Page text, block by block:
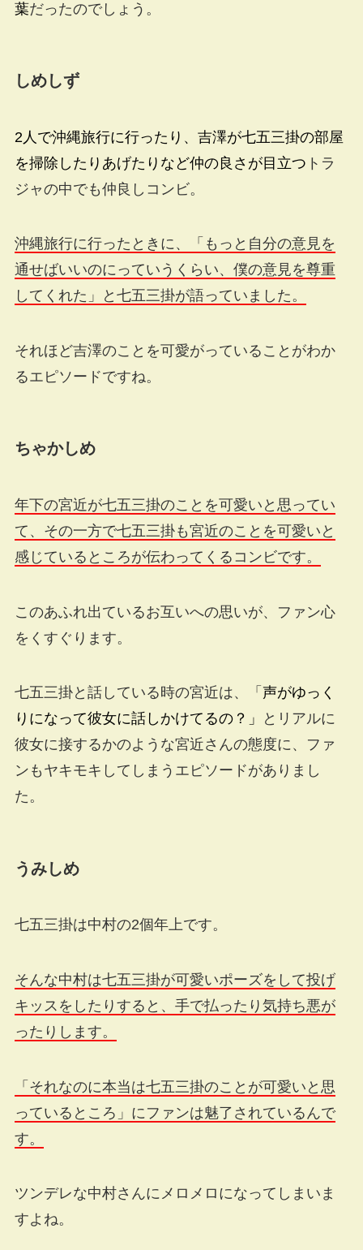
葉だったのでしょう。
しめしず
2人で沖縄旅行に行ったり、吉澤が七五三掛の部屋
を掃除したりあげたりなど仲の良さが目立つ トラ
ジャの中でも仲良しコンビ。
沖縄旅行に行ったときに、「もっと自分の意見を
通せばいいのにっていうくらい、僕の意見を尊重
してくれた」と七五三掛が語っていました。
それほど吉澤のことを可愛がっていることがわか
るエピソードですね。
ちゃかしめ
年下の宮近が七五三掛のことを可愛いと思ってい
て、その一方で七五三掛も宮近のことを可愛いと
感じているところが伝わってくるコンビです。
このあふれ出ているお互いへの思いが、ファン心
をくすぐります。
七五三掛と話している時の宮近は、「 声がゆっく
りになって彼女に話しかけてるの？」
とリアルに
彼女に接するかのような宮近さんの態度に、ファ
ンもヤキモキしてしまうエピソードがありまし
た。
うみしめ
七五三掛は中村の2個年上です。
そんな中村は七五三掛が可愛いポーズをして投げ
キッスをしたりすると、手で払ったり気持ち悪が
ったりします。
「それなのに本当は七五三掛のことが可愛いと思
っているところ」にファンは魅了されているんで
す。
ツンデレな中村さんにメロメロになってしまいま
すよね。